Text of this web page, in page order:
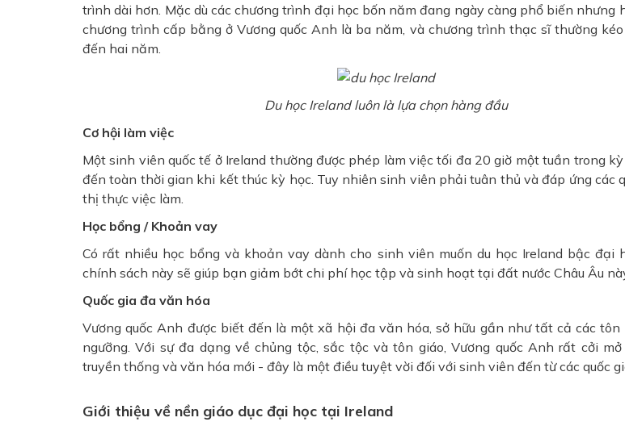
trình dài hơn. Mặc dù các chương trình đại học bốn năm đang ngày càng phổ biến nhưng
chương trình cấp bằng ở Vương quốc Anh là ba năm, và chương trình thạc sĩ thường
đến hai năm.
Du học Ireland luôn là lựa chọn hàng đầu
Cơ hội làm việc
Một sinh viên quốc tế ở Ireland thường được phép làm việc tối đa 20 giờ một tuần trong
đến toàn thời gian khi kết thúc kỳ học. Tuy nhiên sinh viên phải tuân thủ và đáp ứng các
thị thực việc làm.
Học bổng / Khoản vay
Có rất nhiều học bổng và khoản vay dành cho sinh viên muốn du học Ireland bậc đại
chính sách này sẽ giúp bạn giảm bớt chi phí học tập và sinh hoạt tại đất nước Châu Âu
Quốc gia đa văn hóa
Vương quốc Anh được biết đến là một xã hội đa văn hóa, sở hữu gần như tất cả các tôn
ngưỡng. Với sự đa dạng về chủng tộc, sắc tộc và tôn giáo, Vương quốc Anh rất cởi
truyền thống và văn hóa mới - đây là một điều tuyệt vời đối với sinh viên đến từ các quốc
Giới thiệu về nền giáo dục đại học tại Ireland